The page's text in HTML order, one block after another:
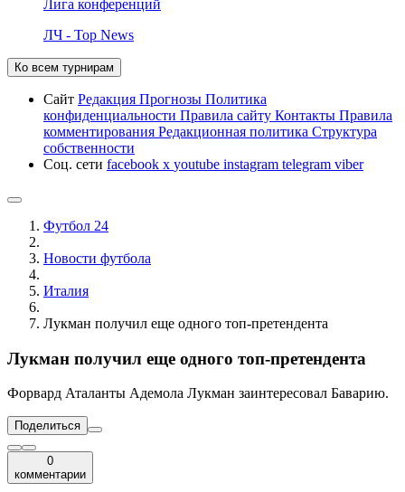
Лига конференций
ЛЧ - Top News
Ко всем турнирам
Сайт Редакция Прогнозы Политика
конфиденциальности Правила сайту Контакты Правила
комментирования Редакционная политика Структура
собственности
Соц. сети facebook x youtube instagram telegram viber
Футбол 24
Новости футбола
Италия
Лукман получил еще одного топ-претендента
Лукман получил еще одного топ-претендента
Форвард Аталанты Адемола Лукман заинтересовал Баварию.
Поделиться
0
комментарии